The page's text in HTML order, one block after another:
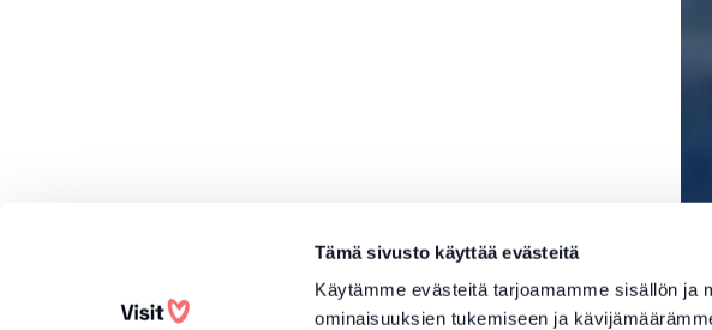
Tämä sivusto käyttää evästeitä
Käytämme evästeitä tarjoamamme sisällön ja
ominaisuuksien tukemiseen ja